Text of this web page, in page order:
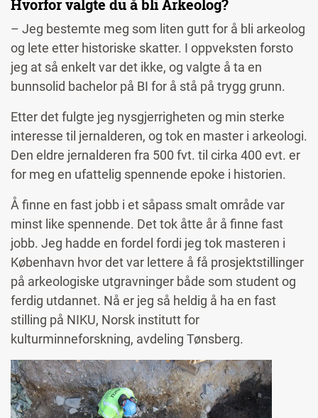
Hvorfor valgte du å bli Arkeolog?
– Jeg bestemte meg som liten gutt for å bli arkeolog
og lete etter historiske skatter. I oppveksten forsto
jeg at så enkelt var det ikke, og valgte å ta en
bunnsolid bachelor på BI for å stå på trygg grunn.
Etter det fulgte jeg nysgjerrigheten og min sterke
interesse til jernalderen, og tok en master i arkeologi.
Den eldre jernalderen fra 500 fvt. til cirka 400 evt. er
for meg en ufattelig spennende epoke i historien.
Å finne en fast jobb i et såpass smalt område var
minst like spennende. Det tok åtte år å finne fast
jobb. Jeg hadde en fordel fordi jeg tok masteren i
København hvor det var lettere å få prosjektstillinger
på arkeologiske utgravninger både som student og
ferdig utdannet. Nå er jeg så heldig å ha en fast
stilling på NIKU, Norsk institutt for
kulturminneforskning, avdeling Tønsberg.
Image